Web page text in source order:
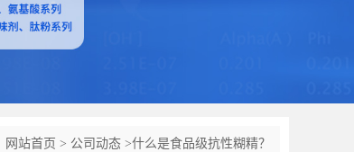
网站首页 > 公司动态 >什么是食品级抗性糊精？